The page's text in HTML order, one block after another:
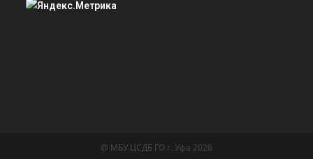
@ МБУ ЦСДБ ГО г. Уфа 2026